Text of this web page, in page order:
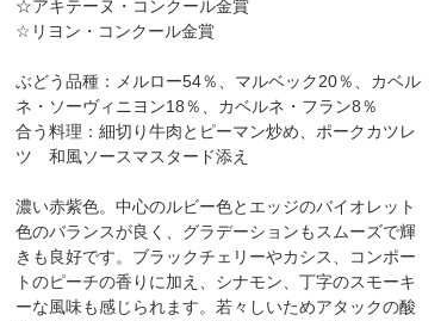
☆アキテーヌ・コンクール金賞
☆リヨン・コンクール金賞
ぶどう品種：メルロー54％、マルベック20％、カベル
ネ・ソーヴィニヨン18％、カベルネ・フラン8％
合う料理：細切り牛肉とピーマン炒め、ポークカツレ
ツ 和風ソースマスタード添え
濃い赤紫色。中心のルビー色とエッジのバイオレット
色のバランスが良く、グラデーションもスムーズで輝
きも良好です。ブラックチェリーやカシス、コンポー
トのピーチの香りに加え、シナモン、丁字のスモーキ
ーな風味も感じられます。若々しいためアタックの酸